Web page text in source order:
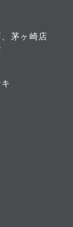
、 茅ヶ崎店